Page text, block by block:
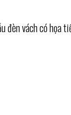
vách có họa